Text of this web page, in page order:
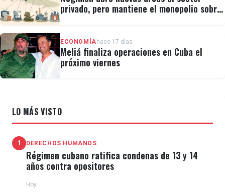
privado, pero mantiene el monopolio sobre
ECONOMÍA hace 17 días
Meliá finaliza operaciones en Cuba el
próximo viernes
LO MÁS VISTO
1 DERECHOS HUMANOS
Régimen cubano ratifica condenas de 13 y 14
años contra opositores
Hoy